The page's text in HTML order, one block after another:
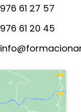
976 61 27 57
976 61 20 45